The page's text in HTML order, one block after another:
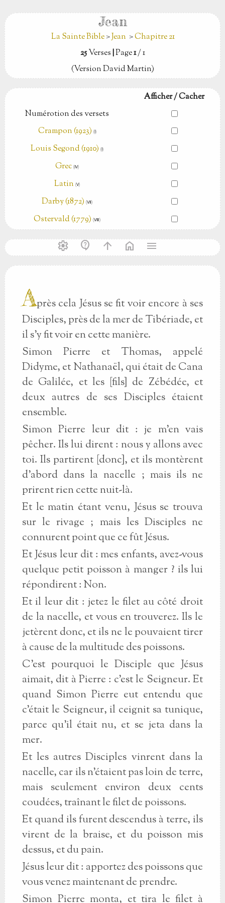
Jean
La Sainte Bible>Jean >Chapitre 21
25Verses|Page1/ 1
(Version David Martin)
Afficher / Cacher
Numérotion des versets
Crampon (1923) (Ⅰ)
Louis Segond (1910)(Ⅰ)
Grec (Ⅳ)
Latin (Ⅴ)
Darby (1872) (Ⅶ)
Ostervald (1779) (Ⅷ)
settings contact_support arrow_upward home menu
Après cela Jésus se fit voir encore à ses
Disciples, près de la mer de Tibériade, et
il s’y fit voir en cette manière.
Simon Pierre et Thomas, appelé
Didyme, et Nathanaël, qui était de Cana
de Galilée, et les [fils] de Zébédée, et
deux autres de ses Disciples étaient
ensemble.
Simon Pierre leur dit : je m’en vais
pêcher. Ils lui dirent : nous y allons avec
toi. Ils partirent [donc], et ils montèrent
d’abord dans la nacelle ; mais ils ne
prirent rien cette nuit-là.
Et le matin étant venu, Jésus se trouva
sur le rivage ; mais les Disciples ne
connurent point que ce fût Jésus.
Et Jésus leur dit : mes enfants, avez-vous
quelque petit poisson à manger ? ils lui
répondirent : Non.
Et il leur dit : jetez le filet au côté droit
de la nacelle, et vous en trouverez. Ils le
jetèrent donc, et ils ne le pouvaient tirer
à cause de la multitude des poissons.
C’est pourquoi le Disciple que Jésus
aimait, dit à Pierre : c’est le Seigneur. Et
quand Simon Pierre eut entendu que
c’était le Seigneur, il ceignit sa tunique,
parce qu’il était nu, et se jeta dans la
mer.
Et les autres Disciples vinrent dans la
nacelle, car ils n’étaient pas loin de terre,
mais seulement environ deux cents
coudées, traînant le filet de poissons.
Et quand ils furent descendus à terre, ils
virent de la braise, et du poisson mis
dessus, et du pain.
Jésus leur dit : apportez des poissons que
vous venez maintenant de prendre.
Simon Pierre monta, et tira le filet à